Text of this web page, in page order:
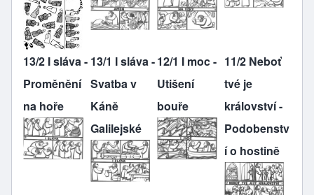
13/2 I sláva -
Proměnění
na hoře
13/1 I sláva -
Svatba v
Káně
Galilejské
12/1 I moc -
Utišení
bouře
11/2 Neboť
tvé je
království -
Podobenstv
í o hostině